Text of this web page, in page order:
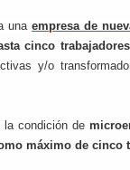
unaempresa de
cinco
y/o
la condición de
máximo de cinco